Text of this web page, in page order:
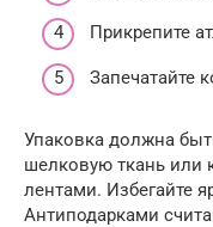
Прикрепите
Запечатайте
Упаковка должна
шелковую ткань или
лентами. Избегайте
Антиподарками